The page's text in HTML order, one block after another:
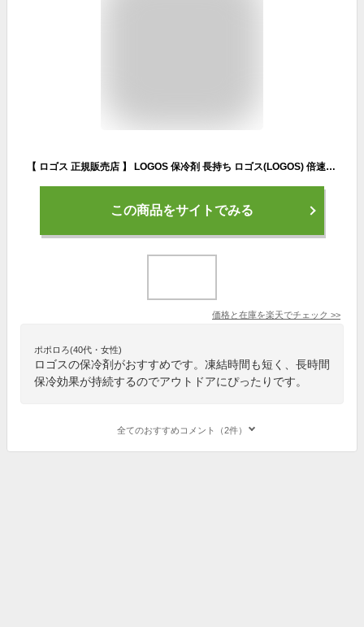
【 ロゴス 正規販売店 】 LOGOS 保冷剤 長持ち ロゴス(LOGOS) 倍速凍結・氷点下パックM No.81660642 保冷パック アウトドア キャンプ BBQ お弁当 運動会 災害 防災 クーラーボックス あす楽 熱中症 送料無料
この商品をサイトでみる
価格と在庫を楽天でチェック >>
ポポロろ(40代・女性)
ロゴスの保冷剤がおすすめです。凍結時間も短く、長時間
保冷効果が持続するのでアウトドアにぴったりです。
全てのおすすめコメント（2件）